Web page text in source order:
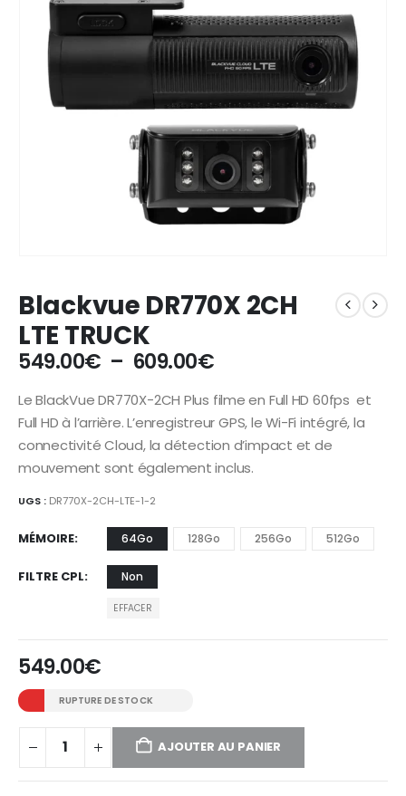
Blackvue DR770X 2CH
LTE TRUCK
549.00€ – 609.00€Plage
prix :
549.00€
à
609.00€
Le BlackVue DR770X-2CH Plus filme en Full HD 60fps et
Full HD à l’arrière. L’enregistreur GPS, le Wi-Fi intégré, la
connectivité Cloud, la détection d’impact et de
mouvement sont également inclus.
UGS : DR770X-2CH-LTE-1-2
MÉMOIRE 64Go 128Go 256Go 512Go
FILTRE CPL Non
EFFACER
549.00€
RUPTURE DE STOCK
AJOUTER AU PANIER